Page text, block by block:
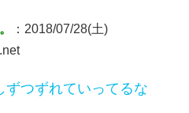
：2018/07/28(土)
ずつずれていってるな